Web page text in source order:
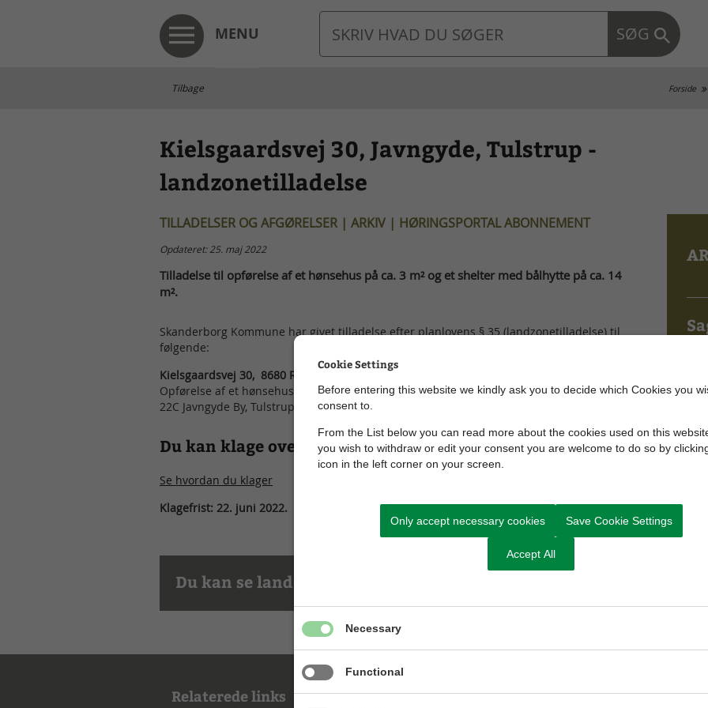
MENU SØG
Tilbage Forside
Kielsgaardsvej 30, Javngyde, Tulstrup -
landzonetilladelse
TILLADELSER OG AFGØRELSER | ARKIV | HØRINGSPORTAL ABONNEMENT
Opdateret: 25. maj 2022
Tilladelse til opførelse af et hønsehus på ca. 3 m² og et shelter med bålhytte på ca. 14
m².
Skanderborg Kommune har givet tilladelse efter planlovens § 35 (landzonetilladelse) til
følgende:
Kielsgaardsvej 30, 8680 Ry
Opførelse af et hønsehus på ca. 3 m² og et shelter med bålhytte på ca. 14 m² på matr. nr.
22C Javngyde By, Tulstrup.
Du kan klage over tilladelsen
Se hvordan du klager
Klagefrist: 22. juni 2022.
Du kan se landzonetilladelsen her (pdf)
Relaterede links
Cookie Settings
Before entering this website we kindly ask you to decide which Cookies you
consent to.
From the List below you can read more about the cookies used on this
you wish to withdraw or edit your consent you are welcome to do so by
icon in the left corner on your screen.
Only accept necessary cookies Save Cookie Settings
Accept All
Necessary
Functional